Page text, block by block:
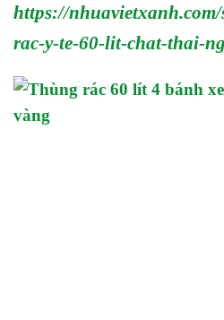
https://
rac-y-te-60-lit-chat-thai-